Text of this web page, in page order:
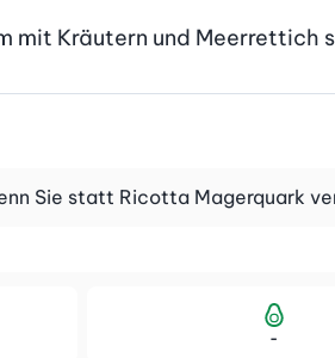
mit Kräutern und Meerrettich
Sie statt Ricotta Magerquark
-